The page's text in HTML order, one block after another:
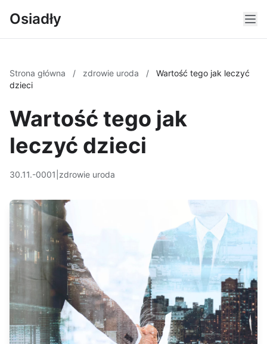
Osiadły
Strona główna / zdrowie uroda /
Wartość tego jak leczyć
dzieci
Wartość tego jak
leczyć dzieci
30.11.-0001 zdrowie uroda